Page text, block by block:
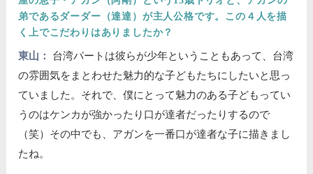
弟であるダーダー（達達）が主人公格です。この４人を描
く上でこだわりはありましたか？
東山：
台湾パートは彼らが少年ということもあって、台湾
の雰囲気をまとわせた魅力的な子どもたちにしたいと思っ
ていました。それで、僕にとって魅力のある子どもってい
うのはケンカが強かったり口が達者だったりするので
（笑）その中でも、アガンを一番口が達者な子に描きまし
たね。